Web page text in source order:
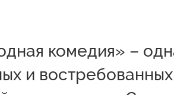
комедия» –
и